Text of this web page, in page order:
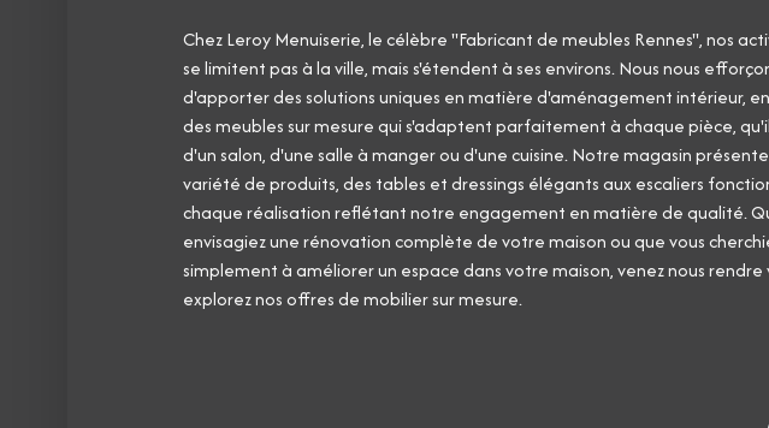
Chez Leroy Menuiserie, le célèbre "Fabricant de meubles Rennes", nos
se limitent pas à la ville, mais s'étendent à ses environs. Nous nous
d'apporter des solutions uniques en matière d'aménagement intérieur,
des meubles sur mesure qui s'adaptent parfaitement à chaque pièce,
d'un salon, d'une salle à manger ou d'une cuisine. Notre magasin
variété de produits, des tables et dressings élégants aux escaliers
chaque réalisation reflétant notre engagement en matière de qualité.
envisagiez une rénovation complète de votre maison ou que vous
simplement à améliorer un espace dans votre maison, venez nous rendre
explorez nos offres de mobilier sur mesure.